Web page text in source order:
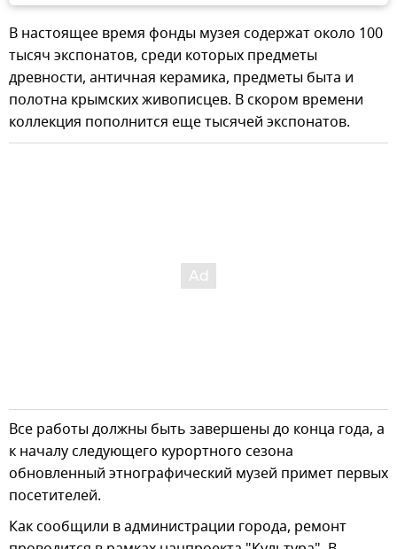
В настоящее время фонды музея содержат около 100
тысяч экспонатов, среди которых предметы
древности, античная керамика, предметы быта и
полотна крымских живописцев. В скором времени
коллекция пополнится еще тысячей экспонатов.
Все работы должны быть завершены до конца года, а
к началу следующего курортного сезона
обновленный этнографический музей примет первых
посетителей.
Как сообщили в администрации города, ремонт